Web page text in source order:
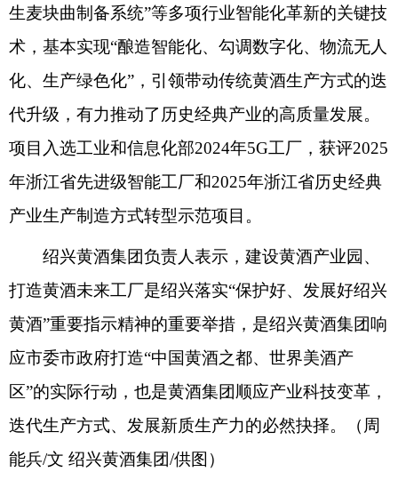
生麦块曲制备系统”等多项行业智能化革新的关键技
术，基本实现“酿造智能化、勾调数字化、物流无人
化、生产绿色化”，引领带动传统黄酒生产方式的迭
代升级，有力推动了历史经典产业的高质量发展。
项目入选工业和信息化部2024年5G工厂，获评2025
年浙江省先进级智能工厂和2025年浙江省历史经典
产业生产制造方式转型示范项目。
绍兴黄酒集团负责人表示，建设黄酒产业园、
打造黄酒未来工厂是绍兴落实“保护好、发展好绍兴
黄酒”重要指示精神的重要举措，是绍兴黄酒集团响
应市委市政府打造“中国黄酒之都、世界美酒产
区”的实际行动，也是黄酒集团顺应产业科技变革，
迭代生产方式、发展新质生产力的必然抉择。（周
能兵/文 绍兴黄酒集团/供图）